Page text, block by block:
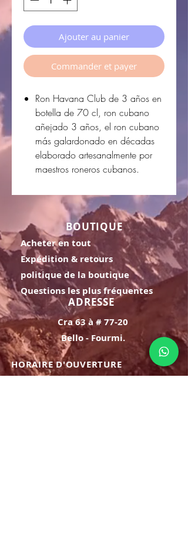
Ajouter au panier
Commander et payer
Ron Havana Club de 3 años en
botella de 70 cl, ron cubano
añejado 3 años, el ron cubano
más galardonado en décadas
elaborado artesanalmente por
maestros roneros cubanos.
BOUTIQUE
Acheter en tout
Expédition & retours
politique de la boutique
Questions les plus fréquentes
ADRESSE
Cra 63 à # 77-20
Bello - Fourmi.
HORAIRE D'OUVERTURE